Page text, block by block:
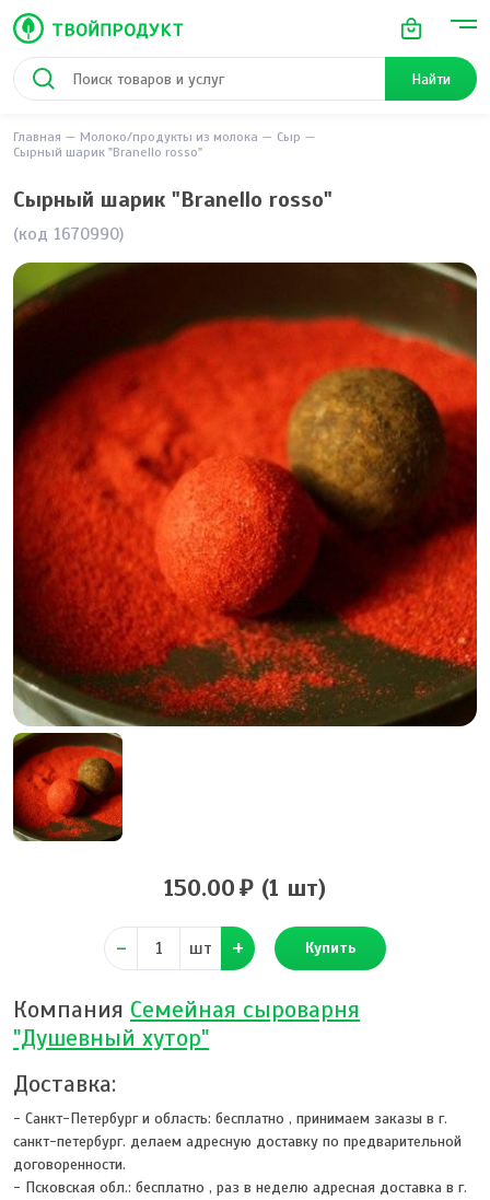
Найти
Главная Молоко/продукты из молока
Сыр
Сырный шарик "Branello rosso"
Сырный шарик "Branello rosso"
(код 1670990)
150.00 (1 шт)
шт Купить
Компания Семейная сыроварня
"Душевный хутор"
Доставка:
- Санкт-Петербург и область: бесплатно , принимаем заказы в г.
санкт-петербург. делаем адресную доставку по предварительной
договоренности.
- Псковская обл.: бесплатно , раз в неделю адресная доставка в г.